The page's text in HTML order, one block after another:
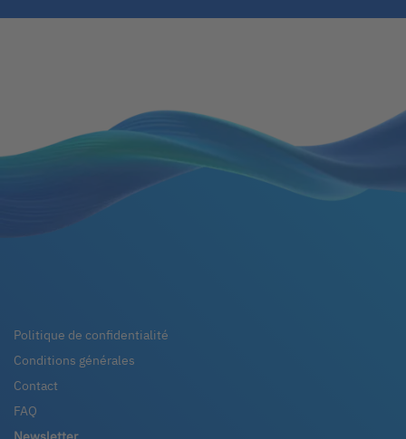
Politique de confidentialité
Conditions générales
Contact
FAQ